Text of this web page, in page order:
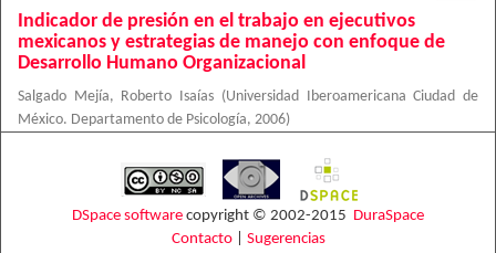
Indicador de presión en el trabajo en ejecutivos
mexicanos y estrategias de manejo con enfoque de
Desarrollo Humano Organizacional
Salgado Mejía, Roberto Isaías (Universidad Iberoamericana Ciudad de
México. Departamento de Psicología, 2006)
DSpace software copyright © 2002-2015 DuraSpace
Contacto| Sugerencias